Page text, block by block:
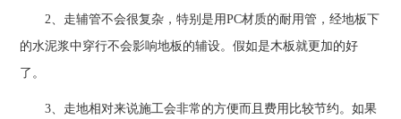
2、走辅管不会很复杂，特别是用PC材质的耐用管，经地板下
的水泥浆中穿行不会影响地板的辅设。假如是木板就更加的好
了。
3、走地相对来说施工会非常的方便而且费用比较节约。如果